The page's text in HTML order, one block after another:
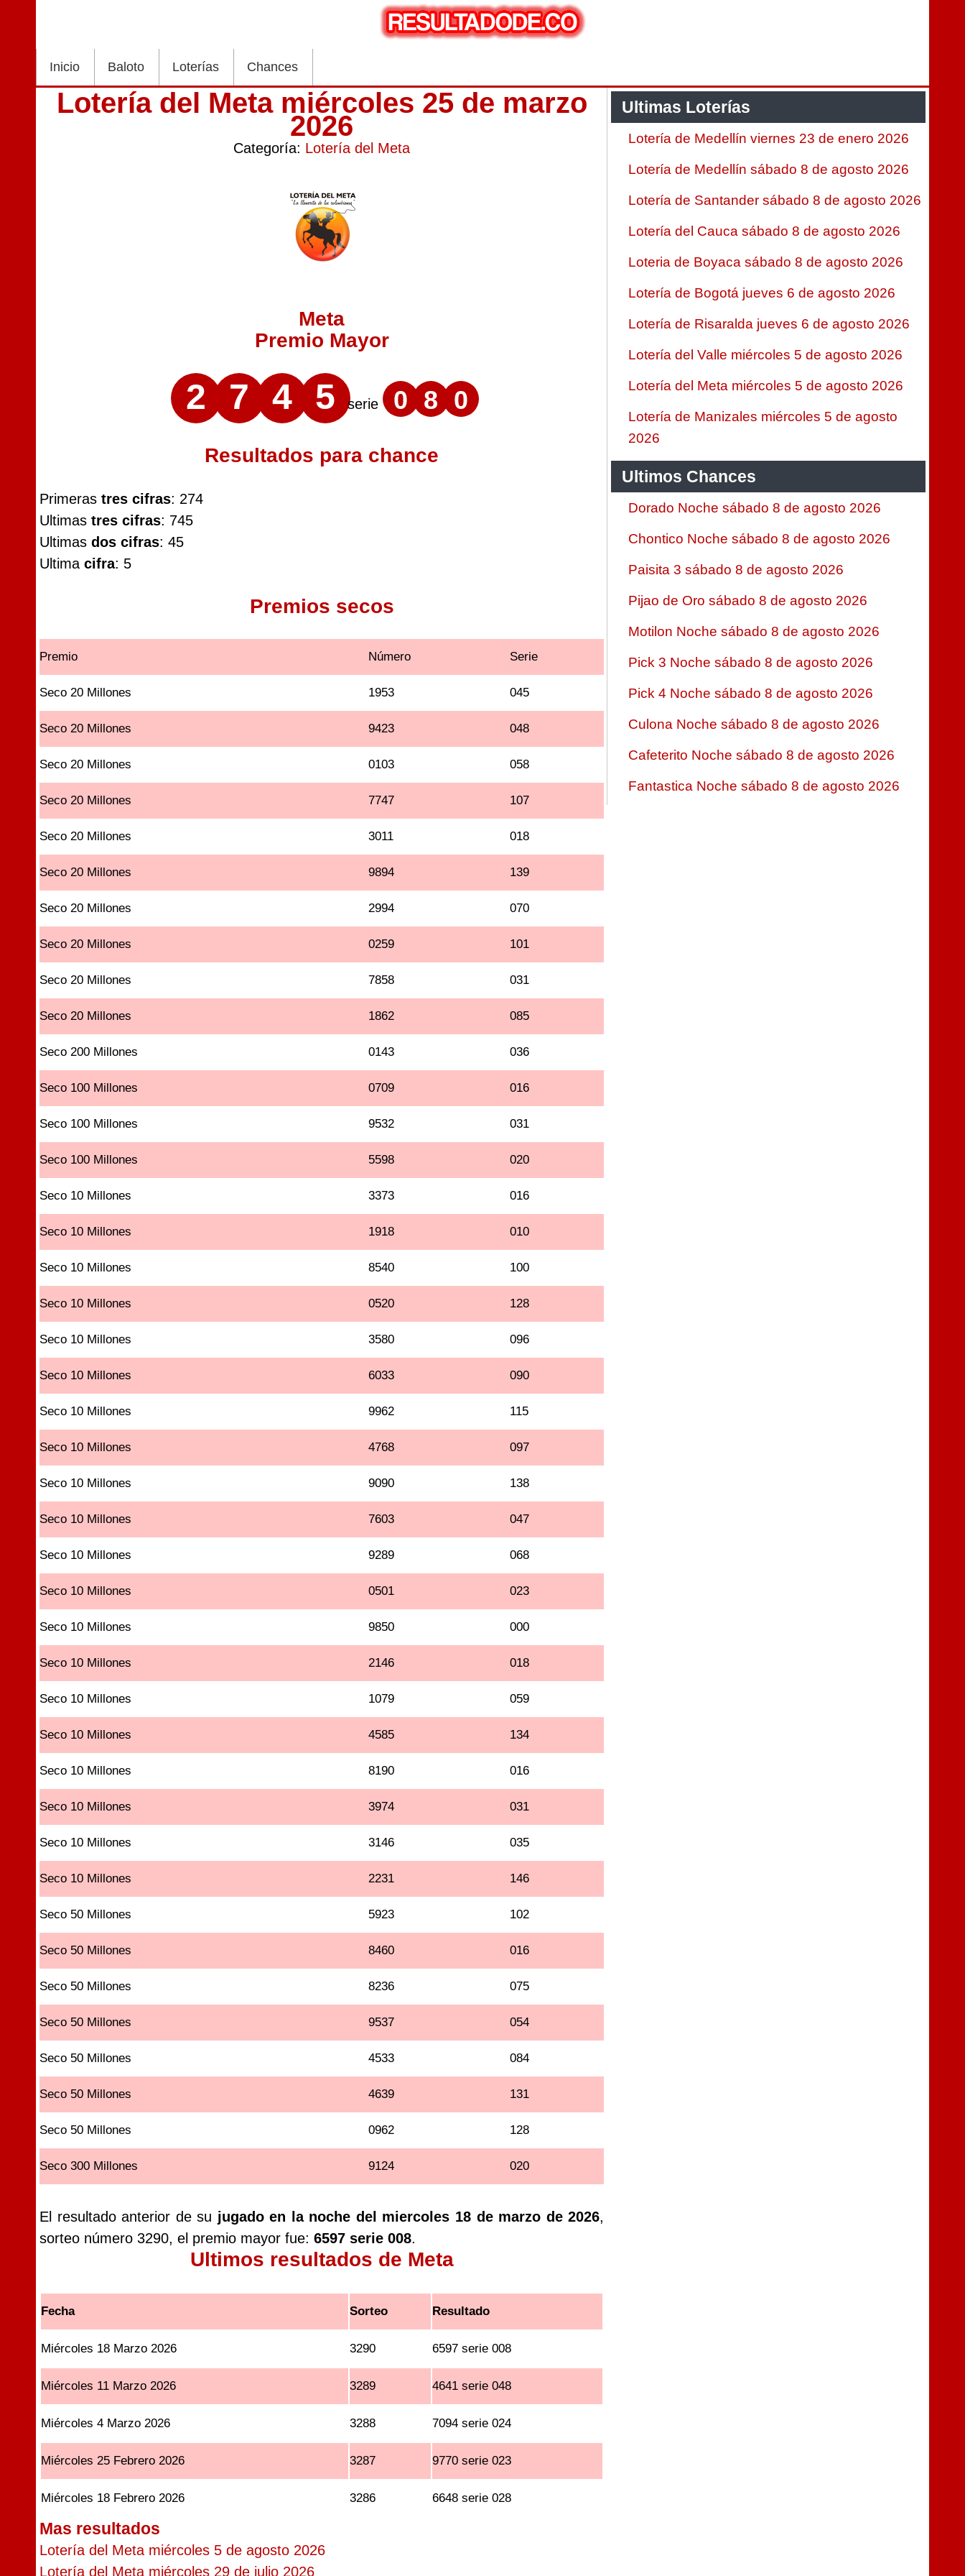
Inicio Baloto Loterías Chances
Lotería del Meta miércoles 25 de marzo
2026
Categoría: Lotería del Meta
Meta
Premio Mayor
2 7 4 5 serie 0 8 0
Resultados para chance
Primeras tres cifras: 274
Ultimas tres cifras: 745
Ultimas dos cifras: 45
Ultima cifra: 5
Premios secos
Premio Número Serie
Seco 20 Millones 1953 045
Seco 20 Millones 9423 048
Seco 20 Millones 0103 058
Seco 20 Millones 7747 107
Seco 20 Millones 3011 018
Seco 20 Millones 9894 139
Seco 20 Millones 2994 070
Seco 20 Millones 0259 101
Seco 20 Millones 7858 031
Seco 20 Millones 1862 085
Seco 200 Millones 0143 036
Seco 100 Millones 0709 016
Seco 100 Millones 9532 031
Seco 100 Millones 5598 020
Seco 10 Millones 3373 016
Seco 10 Millones 1918 010
Seco 10 Millones 8540 100
Seco 10 Millones 0520 128
Seco 10 Millones 3580 096
Seco 10 Millones 6033 090
Seco 10 Millones 9962 115
Seco 10 Millones 4768 097
Seco 10 Millones 9090 138
Seco 10 Millones 7603 047
Seco 10 Millones 9289 068
Seco 10 Millones 0501 023
Seco 10 Millones 9850 000
Seco 10 Millones 2146 018
Seco 10 Millones 1079 059
Seco 10 Millones 4585 134
Seco 10 Millones 8190 016
Seco 10 Millones 3974 031
Seco 10 Millones 3146 035
Seco 10 Millones 2231 146
Seco 50 Millones 5923 102
Seco 50 Millones 8460 016
Seco 50 Millones 8236 075
Seco 50 Millones 9537 054
Seco 50 Millones 4533 084
Seco 50 Millones 4639 131
Seco 50 Millones 0962 128
Seco 300 Millones 9124 020
El resultado anterior de su jugado en la noche del miercoles 18 de marzo de 2026,
sorteo número 3290, el premio mayor fue: 6597 serie 008.
Ultimos resultados de Meta
Fecha Sorteo Resultado
Miércoles 18 Marzo 2026 3290 6597 serie 008
Miércoles 11 Marzo 2026 3289 4641 serie 048
Miércoles 4 Marzo 2026 3288 7094 serie 024
Miércoles 25 Febrero 2026 3287 9770 serie 023
Miércoles 18 Febrero 2026 3286 6648 serie 028
Mas resultados
Lotería del Meta miércoles 5 de agosto 2026
Lotería del Meta miércoles 29 de julio 2026
Ultimas Loterías
Lotería de Medellín viernes 23 de enero 2026
Lotería de Medellín sábado 8 de agosto 2026
Lotería de Santander sábado 8 de agosto 2026
Lotería del Cauca sábado 8 de agosto 2026
Loteria de Boyaca sábado 8 de agosto 2026
Lotería de Bogotá jueves 6 de agosto 2026
Lotería de Risaralda jueves 6 de agosto 2026
Lotería del Valle miércoles 5 de agosto 2026
Lotería del Meta miércoles 5 de agosto 2026
Lotería de Manizales miércoles 5 de agosto
2026
Ultimos Chances
Dorado Noche sábado 8 de agosto 2026
Chontico Noche sábado 8 de agosto 2026
Paisita 3 sábado 8 de agosto 2026
Pijao de Oro sábado 8 de agosto 2026
Motilon Noche sábado 8 de agosto 2026
Pick 3 Noche sábado 8 de agosto 2026
Pick 4 Noche sábado 8 de agosto 2026
Culona Noche sábado 8 de agosto 2026
Cafeterito Noche sábado 8 de agosto 2026
Fantastica Noche sábado 8 de agosto 2026